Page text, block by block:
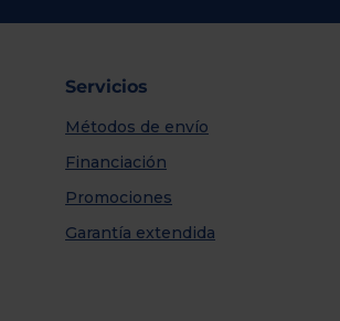
Servicios
Métodos de envío
Financiación
Promociones
Garantía extendida